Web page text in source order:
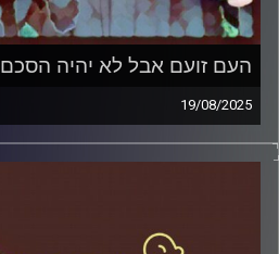
העם זועם אבל לא יהיה הסכם
19/08/2025
המערכת הפוליטית על ספת
דוד ופרופסור גלעד הירשברגר